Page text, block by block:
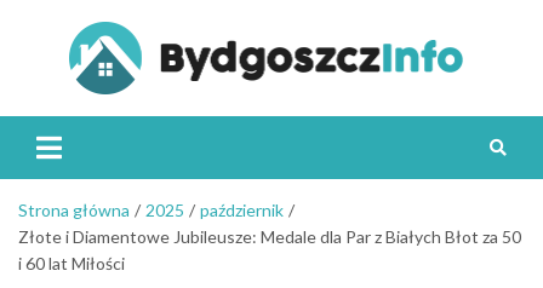
Strona główna 2025
październik
Złote i Diamentowe Jubileusze: Medale dla Par z Białych Błot za 50
i 60 lat Miłości